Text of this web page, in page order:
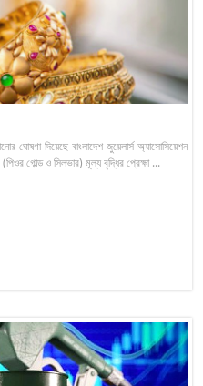
ঘোষণা দিয়েছে বাংলাদেশ জুয়েলার্স অ্যাসোসিয়েশন
গোল্ড ও সিলভার) মূল্য বৃদ্ধির প্রেক্ষা ...